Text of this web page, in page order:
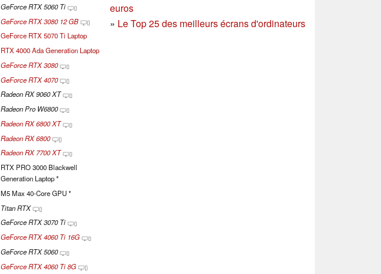
GeForce RTX 5060 Ti
GeForce RTX 3080 12 GB
GeForce RTX 5070 Ti Laptop
RTX 4000 Ada Generation Laptop
GeForce RTX 3080
GeForce RTX 4070
Radeon RX 9060 XT
Radeon Pro W6800
Radeon RX 6800 XT
Radeon RX 6800
Radeon RX 7700 XT
RTX PRO 3000 Blackwell
Generation Laptop *
M5 Max 40-Core GPU *
Titan RTX
GeForce RTX 3070 Ti
GeForce RTX 4060 Ti 16G
GeForce RTX 5060
GeForce RTX 4060 Ti 8G
euros
» Le Top 25 des meilleurs écrans d'ordinateurs